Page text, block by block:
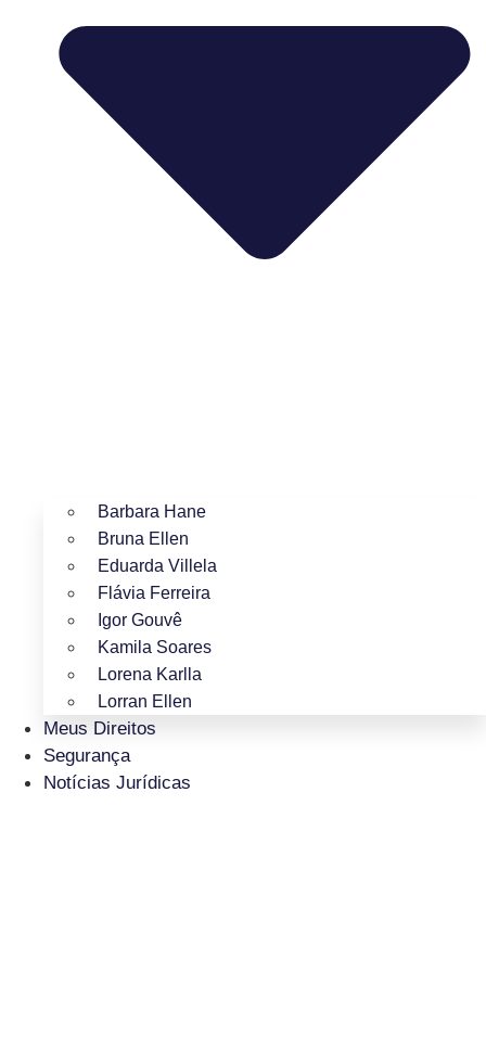
Barbara Hane
Bruna Ellen
Eduarda Villela
Flávia Ferreira
Igor Gouvê
Kamila Soares
Lorena Karlla
Lorran Ellen
Meus Direitos
Segurança
Notícias Jurídicas